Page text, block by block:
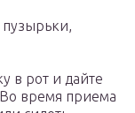
в рот и дайте
время приема